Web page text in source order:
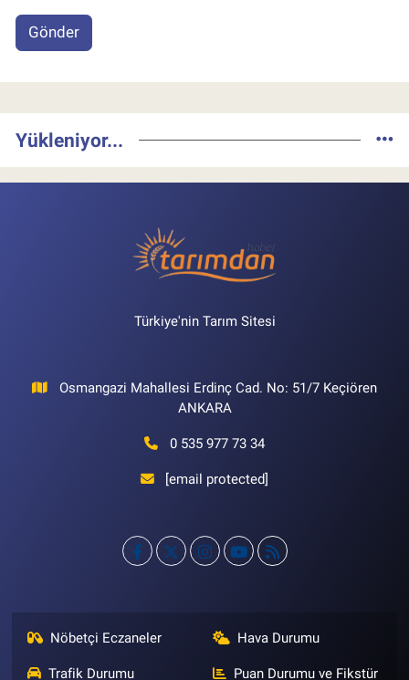
Gönder
Yükleniyor...
Türkiye'nin Tarım Sitesi
Osmangazi Mahallesi Erdinç Cad. No: 51/7 Keçiören
ANKARA
0 535 977 73 34
[email protected]
Nöbetçi Eczaneler Hava Durumu
Trafik Durumu Puan Durumu ve Fikstür